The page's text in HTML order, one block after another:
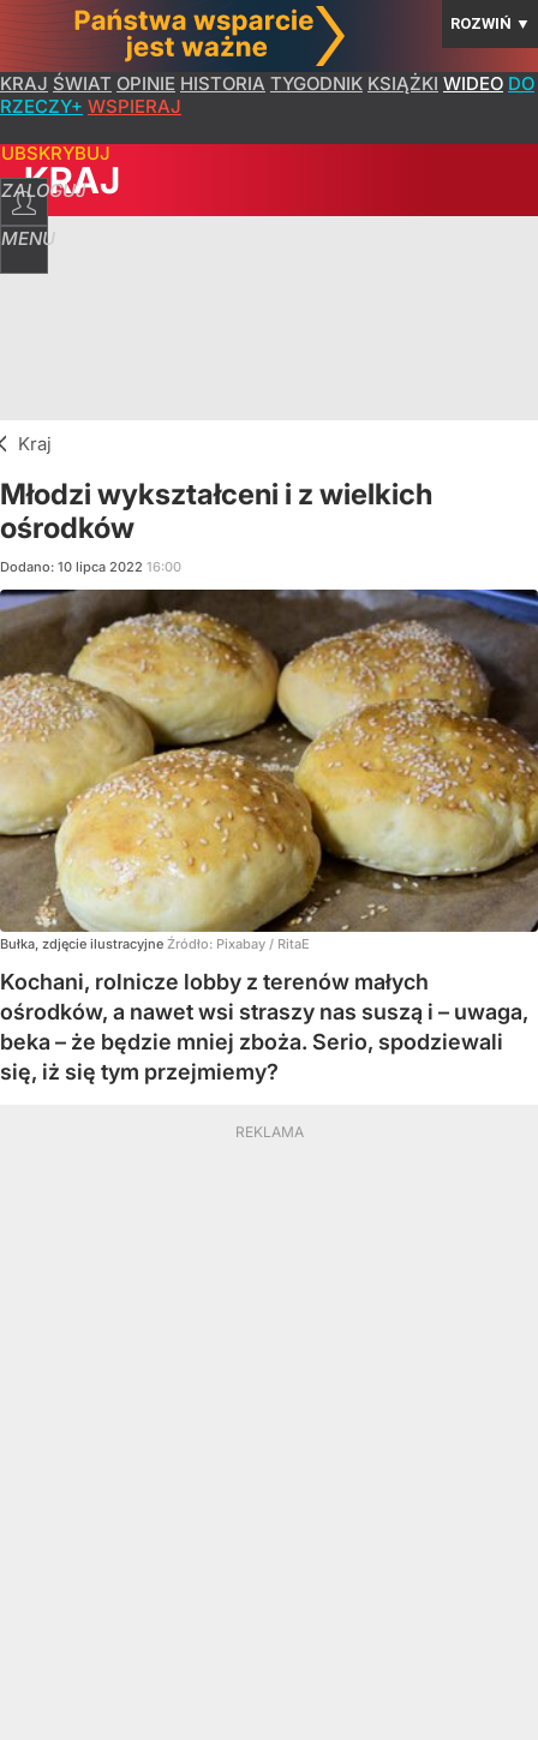
ROZWIŃ ▼
KRAJ ŚWIAT OPINIE HISTORIA TYGODNIK KSIĄŻKI WIDEO DO
RZECZY+ WSPIERAJ
ZALOGUJ
MENU
KRAJ
Kraj
Młodzi wykształceni i z wielkich
ośrodków
Dodano: 10 lipca 2022 16:00
Bułka, zdjęcie ilustracyjne Źródło: Pixabay / RitaE
Kochani, rolnicze lobby z terenów małych
ośrodków, a nawet wsi straszy nas suszą i – uwaga,
beka – że będzie mniej zboża. Serio, spodziewali
się, iż się tym przejmiemy?